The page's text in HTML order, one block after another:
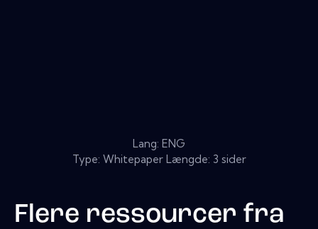
Lang: ENG
Type: Whitepaper Længde: 3 sider
Flere ressourcer fra